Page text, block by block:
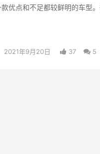
优点和不足都较鲜明的车型
2021年9月20日 37 5